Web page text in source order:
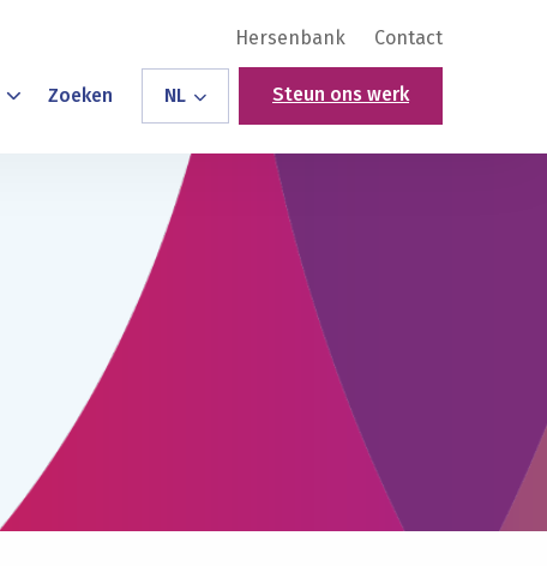
Hersenbank Contact
Zoeken NL Steun ons werk